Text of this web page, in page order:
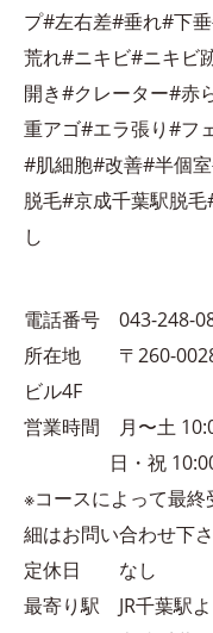
プ#左右差#垂れ#下
荒れ#ニキビ#ニキビ
開き#クレーター#赤
重アゴ#エラ張り#フ
#肌細胞#改善#半個
脱毛#京成千葉駅脱
し
電話番号 043-248-
所在地 〒260-0028
ビル4F
営業時間 月〜土
日・祝 10:00〜
※コースによって最
細はお問い合わせ下さ
定休日 なし
最寄り駅 JR千葉駅